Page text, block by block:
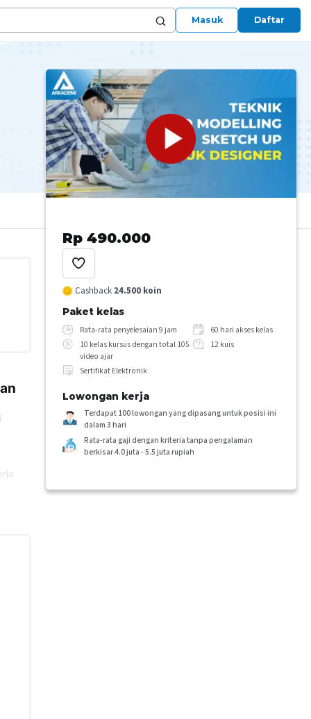
Masuk Daftar
Rp 490.000
Cashback 24.500 koin
Paket kelas
Rata-rata penyelesaian 9 jam
60 hari akses kelas
10 kelas kursus dengan total 105
video ajar
12 kuis
Sertifikat Elektronik
Lowongan kerja
Terdapat 100 lowongan yang dipasang untuk posisi ini
dalam 3 hari
Rata-rata gaji dengan kriteria tanpa pengalaman
berkisar 4.0 juta - 5.5 juta rupiah